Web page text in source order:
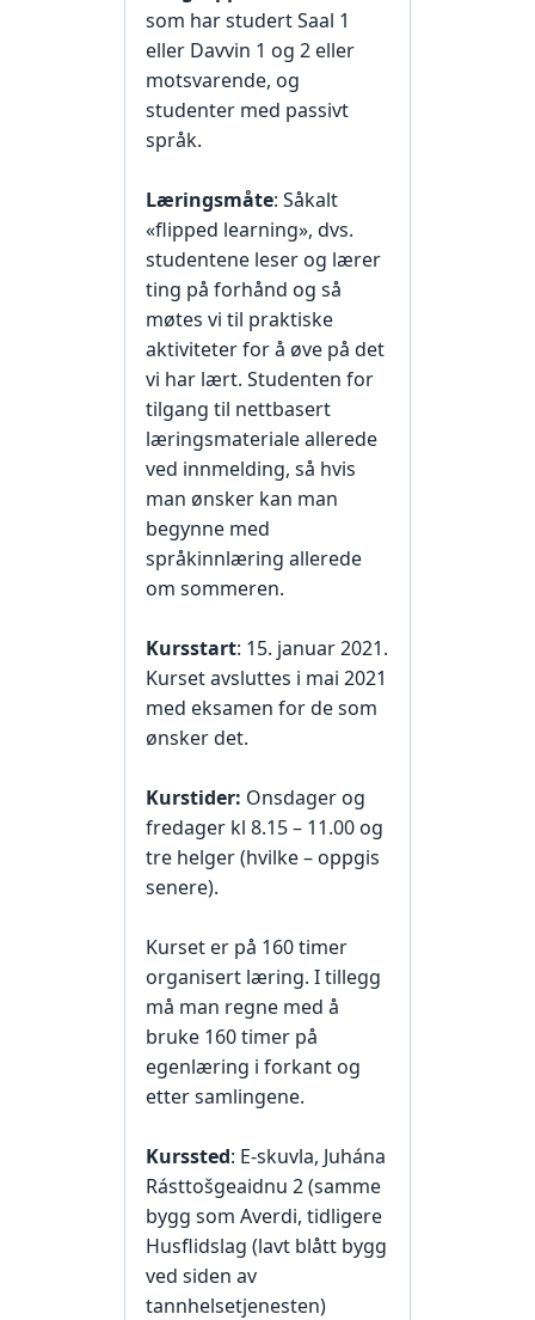
som har studert Saal 1
eller Davvin 1 og 2 eller
motsvarende, og
studenter med passivt
språk.
Læringsmåte: Såkalt
«flipped learning», dvs.
studentene leser og lærer
ting på forhånd og så
møtes vi til praktiske
aktiviteter for å øve på det
vi har lært. Studenten for
tilgang til nettbasert
læringsmateriale allerede
ved innmelding, så hvis
man ønsker kan man
begynne med
språkinnlæring allerede
om sommeren.
Kursstart: 15. januar 2021.
Kurset avsluttes i mai 2021
med eksamen for de som
ønsker det.
Kurstider: Onsdager og
fredager kl 8.15 – 11.00 og
tre helger (hvilke – oppgis
senere).
Kurset er på 160 timer
organisert læring. I tillegg
må man regne med å
bruke 160 timer på
egenlæring i forkant og
etter samlingene.
Kurssted: E-skuvla, Juhána
Rásttošgeaidnu 2 (samme
bygg som Averdi, tidligere
Husflidslag (lavt blått bygg
ved siden av
tannhelsetjenesten)